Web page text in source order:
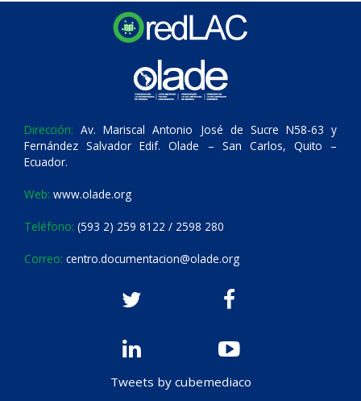
Dirección: Av. Mariscal Antonio José de Sucre N58-63 y
Fernández Salvador Edif. Olade – San Carlos, Quito –
Ecuador.
Web: www.olade.org
Teléfono: (593 2) 259 8122 / 2598 280
Correo: centro.documentacion@olade.org
Tweets by cubemediaco